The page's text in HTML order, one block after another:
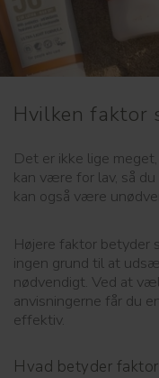
Hvilken faktor
Det er ikke lige
kan være for lav, så
kan også være
Højere faktor betyder
ingen grund til at
nødvendigt. Ved at
anvisningerne får du
effektiv.
Hvad betyder